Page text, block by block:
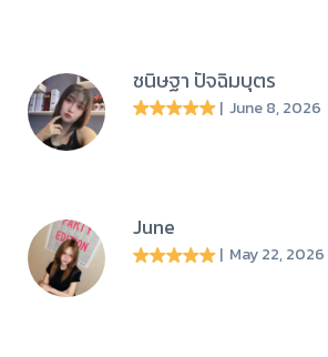
ชนิษฐา ปัจฉิมบุตร
| June 8, 2026
June
| May 22, 2026